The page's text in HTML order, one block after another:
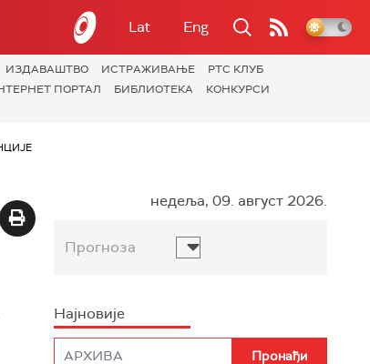
Lat Eng
ИЗДАВАШТВО ИСТРАЖИВАЊЕ
РТС КЛУБ
ПОРТАЛ БИБЛИОТЕКА
КОНКУРСИ
недеља, 09. август 2026.
Прогноза
Најновије